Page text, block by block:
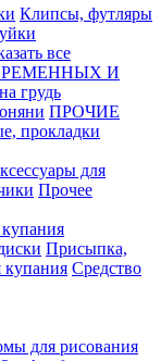
Клипсы, футляры
все
И
грудь
ПРОЧИЕ
прокладки
для
Прочее
Присыпка,
купания Средство
для рисования